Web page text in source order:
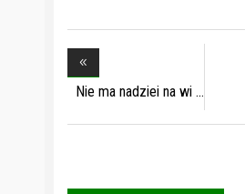
Nie ma nadziei na wi